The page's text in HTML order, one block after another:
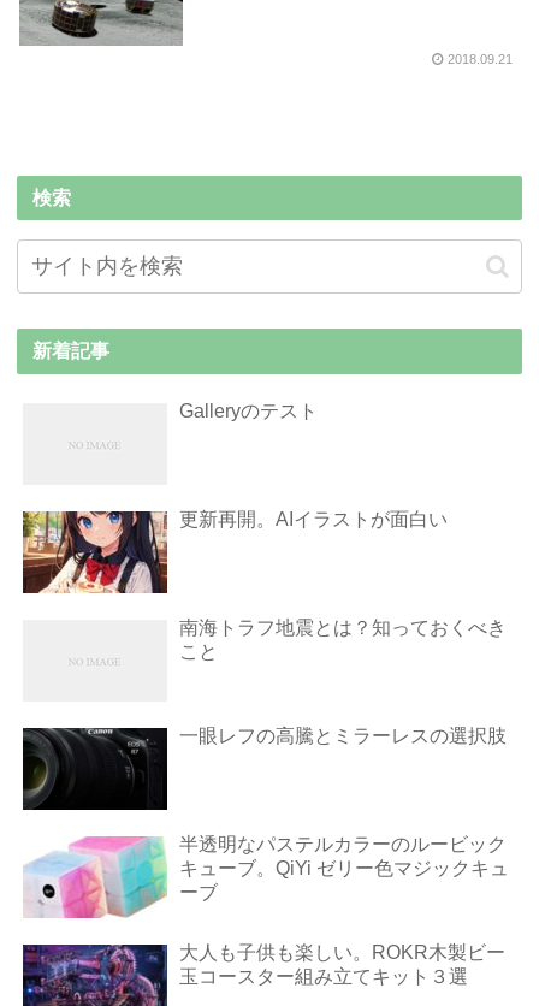
2018.09.21
検索
新着記事
Galleryのテスト
更新再開。AIイラストが面白い
南海トラフ地震とは？知っておくべき
こと
一眼レフの高騰とミラーレスの選択肢
半透明なパステルカラーのルービック
キューブ。QiYi ゼリー色マジックキュ
ーブ
大人も子供も楽しい。ROKR木製ビー
玉コースター組み立てキット３選